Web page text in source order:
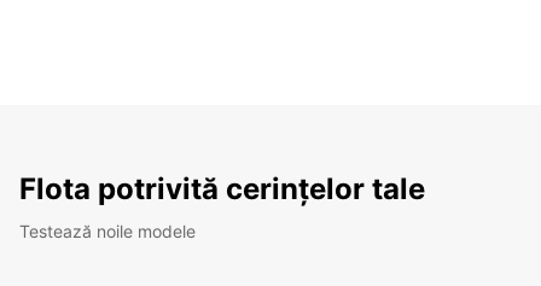
Flota potrivită cerințelor tale
Testează noile modele